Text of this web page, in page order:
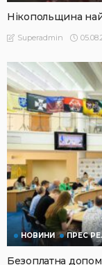
Нікопольщина
Superadmin
НОВИНИ ПРЕС
Безоплатна